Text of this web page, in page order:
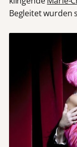
Begleitet wurden